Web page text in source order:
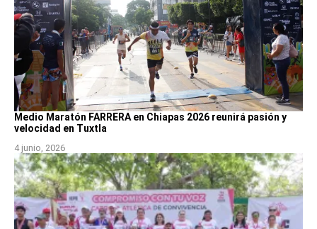
Medio Maratón FARRERA en Chiapas 2026 reunirá pasión y
velocidad en Tuxtla
4 junio, 2026